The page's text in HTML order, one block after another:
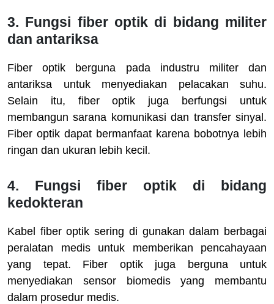
3. Fungsi fiber optik di bidang militer
dan antariksa
Fiber optik berguna pada industru militer dan
antariksa untuk menyediakan pelacakan suhu.
Selain itu, fiber optik juga berfungsi untuk
membangun sarana komunikasi dan transfer sinyal.
Fiber optik dapat bermanfaat karena bobotnya lebih
ringan dan ukuran lebih kecil.
4. Fungsi fiber optik di bidang
kedokteran
Kabel fiber optik sering di gunakan dalam berbagai
peralatan medis untuk memberikan pencahayaan
yang tepat. Fiber optik juga berguna untuk
menyediakan sensor biomedis yang membantu
dalam prosedur medis.